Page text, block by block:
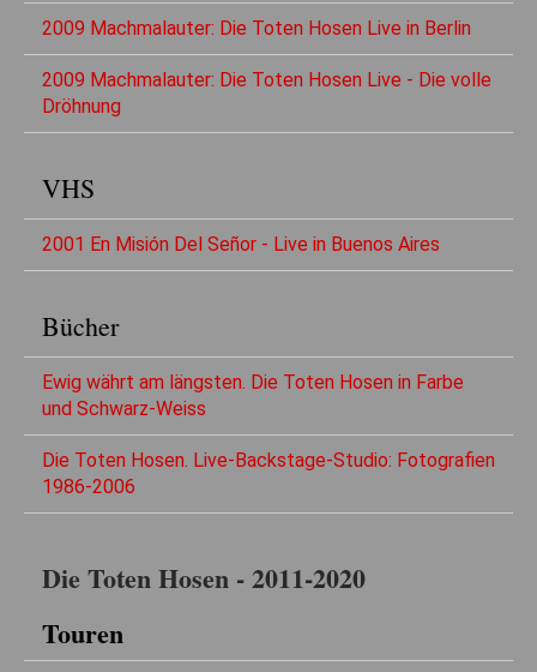
2009 Machmalauter: Die Toten Hosen Live in Berlin
2009 Machmalauter: Die Toten Hosen Live - Die volle
Dröhnung
VHS
2001 En Misión Del Señor - Live in Buenos Aires
Bücher
Ewig währt am längsten. Die Toten Hosen in Farbe
und Schwarz-Weiss
Die Toten Hosen. Live-Backstage-Studio: Fotografien
1986-2006
Die Toten Hosen - 2011-2020
Touren